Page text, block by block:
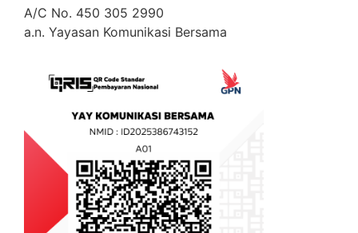
A/C No. 450 305 2990
a.n. Yayasan Komunikasi Bersama